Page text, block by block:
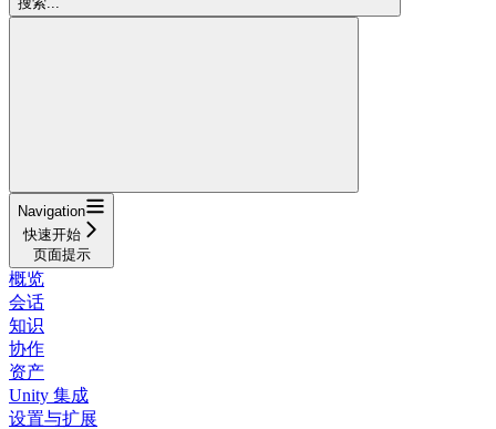
Navigation
快速开始
页面提示
概览
会话
知识
协作
资产
Unity 集成
设置与扩展